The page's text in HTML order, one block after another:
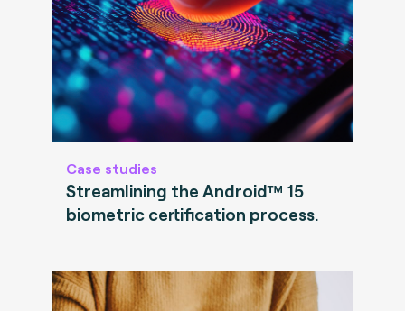
Case studies
Streamlining the Android™ 15
biometric certification process.